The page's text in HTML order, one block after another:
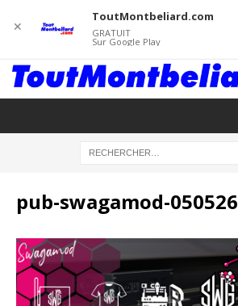
pub-swagamod-050526
✕
ToutMontbeliard.com
GRATUIT
Sur Google Play